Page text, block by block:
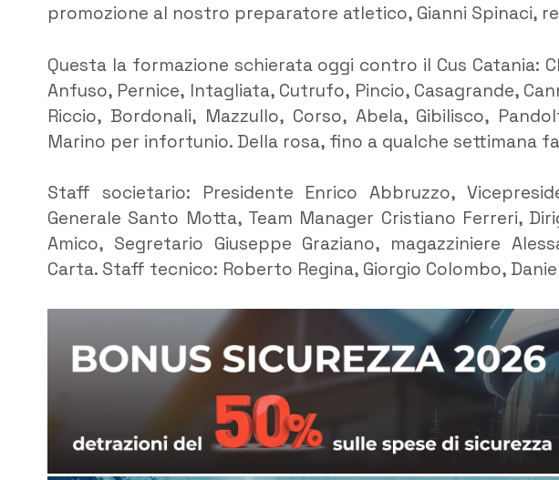
promozione al nostro preparatore atletico, Gianni Spinaci,
Questa la formazione schierata oggi contro il Cus Catania:
Anfuso, Pernice, Intagliata, Cutrufo, Pincio, Casagrande,
Riccio, Bordonali, Mazzullo, Corso, Abela, Gibilisco,
Marino per infortunio. Della rosa, fino a qualche settimana
Staff societario: Presidente Enrico Abbruzzo,
Generale Santo Motta, Team Manager Cristiano Ferreri,
Amico, Segretario Giuseppe Graziano, magazziniere
Carta. Staff tecnico: Roberto Regina, Giorgio Colombo,